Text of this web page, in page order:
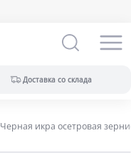
Доставка со склада
(ассортимент
Черная икра осетровая